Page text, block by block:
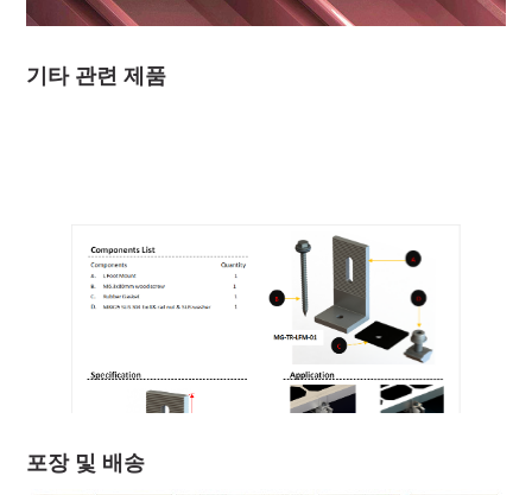
기타 관련 제품
포장 및 배송